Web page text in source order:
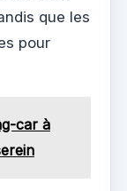
que les
pour
car à